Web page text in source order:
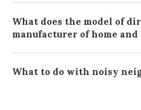
What does the model of
manufacturer of home
What to do with noisy